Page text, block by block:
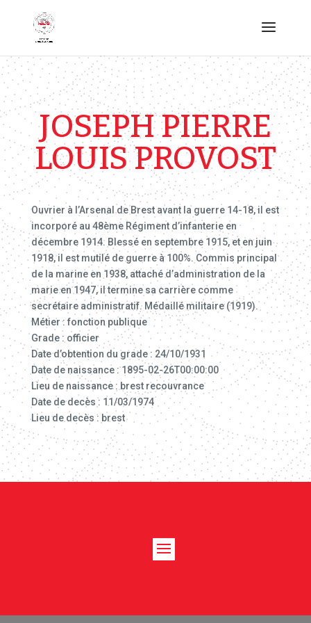
JOSEPH PIERRE
LOUIS PROVOST
Ouvrier à l’Arsenal de Brest avant la guerre 14-18, il est
incorporé au 48ème Régiment d’infanterie en
décembre 1914. Blessé en septembre 1915, et en juin
1918, il est mutilé de guerre à 100%. Commis principal
de la marine en 1938, attaché d’administration de la
marie en 1947, il termine sa carrière comme
secrétaire administratif. Médaillé militaire (1919).
Métier : fonction publique
Grade : officier
Date d’obtention du grade : 24/10/1931
Date de naissance : 1895-02-26T00:00:00
Lieu de naissance : brest recouvrance
Date de decès : 11/03/1974
Lieu de decès : brest